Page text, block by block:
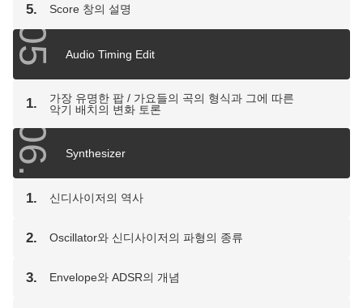
5. Score 창의 설명
05 Audio Timing Edit
1.
가장 유명한 팝 / 가요들의 곡의 형식과 그에 따른
악기 배치의 변화 토론
06. Synthesizer
1. 신디사이저의 역사
2. Oscillator와 신디사이저의 파형의 종류
3. Envelope와 ADSR의 개념